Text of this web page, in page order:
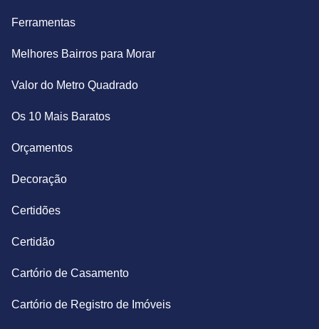
Ferramentas
Melhores Bairros para Morar
Valor do Metro Quadrado
Os 10 Mais Baratos
Orçamentos
Decoração
Certidões
Certidão
Cartório de Casamento
Cartório de Registro de Imóveis